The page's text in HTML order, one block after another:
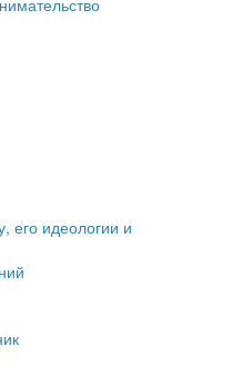
проектирования
застройки
его идеологии и